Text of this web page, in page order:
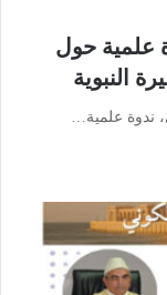
علمية حول
النبوية